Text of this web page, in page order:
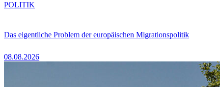
Das eigentliche Problem der europäischen Migrationspolitik
08.08.2026
POLITIK